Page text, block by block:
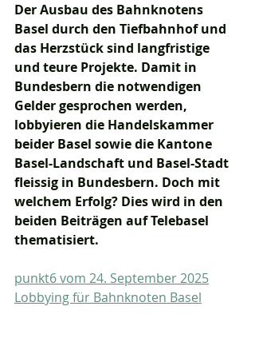
Der Ausbau des Bahnknotens
Basel durch den Tiefbahnhof und
das Herzstück sind langfristige
und teure Projekte. Damit in
Bundesbern die notwendigen
Gelder gesprochen werden,
lobbyieren die Handelskammer
beider Basel sowie die Kantone
Basel-Landschaft und Basel-Stadt
fleissig in Bundesbern. Doch mit
welchem Erfolg? Dies wird in den
beiden Beiträgen auf Telebasel
thematisiert.
punkt6 vom 24. September 2025
Lobbying für Bahnknoten Basel